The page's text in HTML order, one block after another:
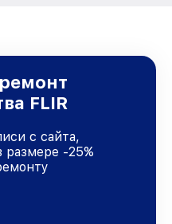
FLIR
с сайта,
размере -25%